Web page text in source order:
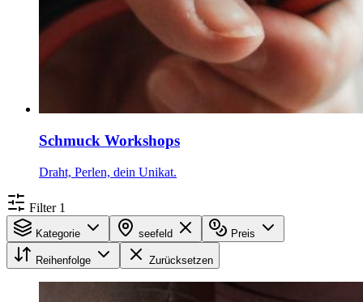
Schmuck Workshops
Draht, Perlen, dein Unikat.
Filter 1
Kategorie seefeld Preis
Reihenfolge Zurücksetzen